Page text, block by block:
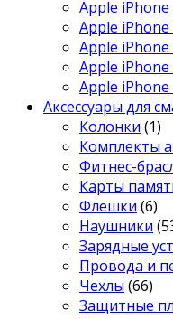
Apple iPhone
Apple iPhone
Apple iPhone
Apple iPhone
Apple iPhone
Аксессуары для
Колонки (1)
Комплекты
Фитнес-
Карты
Флешки (6)
Наушники
Зарядные
Провода и
Чехлы (66)
Защитные